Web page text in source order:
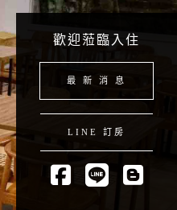
歡迎蒞臨入住
最 新 消 息
LINE 訂房